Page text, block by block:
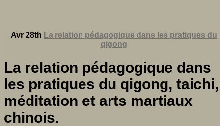
Avr 28th La relation pédagogique dans les pratiques du
qigong
La relation pédagogique dans
les pratiques du qigong, taichi,
méditation et arts martiaux
chinois.